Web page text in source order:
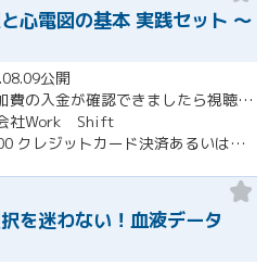
心電図の基本 実践セット ～
公開
・参加費の入金が確認できましたら視聴用URLとパスワードおよび資料をお申込みいただきましたメールアドレスに送付します。
社Work Shift
¥4,000 クレジットカード決済あるいは銀行振込となります。
を迷わない！血液データ